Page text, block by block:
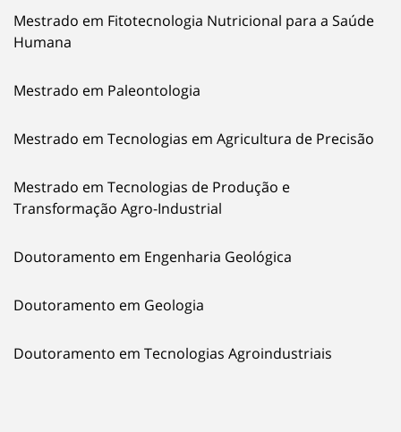
Mestrado em Fitotecnologia Nutricional para a Saúde
Humana
Mestrado em Paleontologia
Mestrado em Tecnologias em Agricultura de Precisão
Mestrado em Tecnologias de Produção e
Transformação Agro-Industrial
Doutoramento em Engenharia Geológica
Doutoramento em Geologia
Doutoramento em Tecnologias Agroindustriais